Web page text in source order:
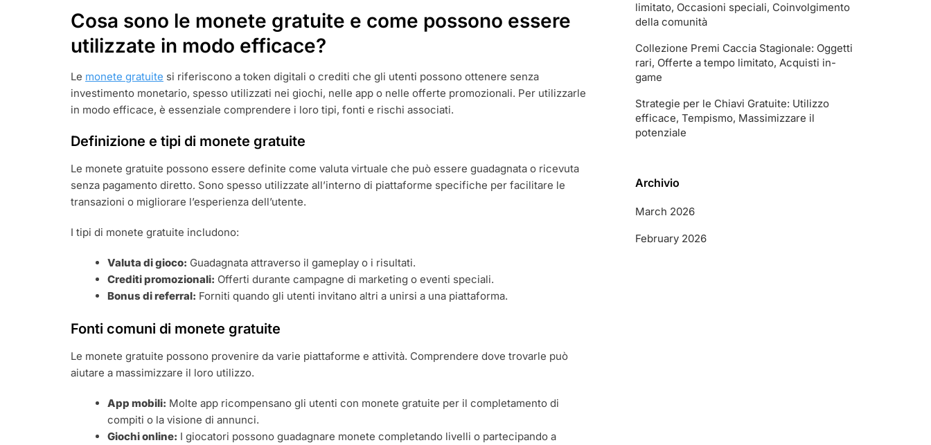
Cosa sono le monete gratuite e come possono essere
utilizzate in modo efficace?
Le monete gratuite si riferiscono a token digitali o crediti che gli utenti possono ottenere senza
investimento monetario, spesso utilizzati nei giochi, nelle app o nelle offerte promozionali. Per utilizzarle
in modo efficace, è essenziale comprendere i loro tipi, fonti e rischi associati.
Definizione e tipi di monete gratuite
Le monete gratuite possono essere definite come valuta virtuale che può essere guadagnata o ricevuta
senza pagamento diretto. Sono spesso utilizzate all’interno di piattaforme specifiche per facilitare le
transazioni o migliorare l’esperienza dell’utente.
I tipi di monete gratuite includono:
Valuta di gioco: Guadagnata attraverso il gameplay o i risultati.
Crediti promozionali: Offerti durante campagne di marketing o eventi speciali.
Bonus di referral: Forniti quando gli utenti invitano altri a unirsi a una piattaforma.
Fonti comuni di monete gratuite
Le monete gratuite possono provenire da varie piattaforme e attività. Comprendere dove trovarle può
aiutare a massimizzare il loro utilizzo.
App mobili: Molte app ricompensano gli utenti con monete gratuite per il completamento di
compiti o la visione di annunci.
Giochi online: I giocatori possono guadagnare monete completando livelli o partecipando a
limitato, Occasioni speciali, Coinvolgimento
della comunità
Collezione Premi Caccia Stagionale: Oggetti
rari, Offerte a tempo limitato, Acquisti in-
game
Strategie per le Chiavi Gratuite: Utilizzo
efficace, Tempismo, Massimizzare il
potenziale
Archivio
March 2026
February 2026